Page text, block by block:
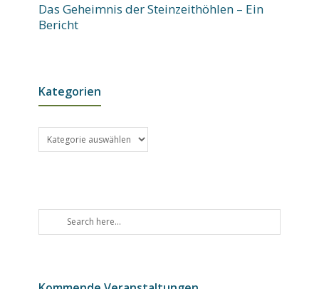
Das Geheimnis der Steinzeithöhlen – Ein
Bericht
Kategorien
Kategorien